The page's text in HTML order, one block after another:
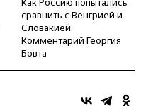
сравнить с Венгрией и
Словакией.
Комментарий Георгия
Бовта